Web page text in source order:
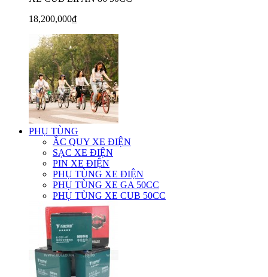
18,200,000₫
PHỤ TÙNG
ẮC QUY XE ĐIỆN
SẠC XE ĐIỆN
PIN XE ĐIỆN
PHỤ TÙNG XE ĐIỆN
PHỤ TÙNG XE GA 50CC
PHỤ TÙNG XE CUB 50CC